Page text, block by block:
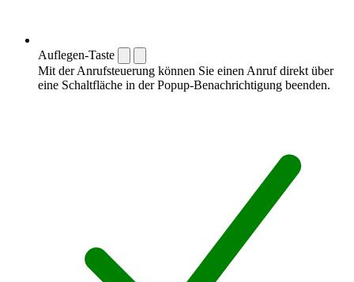
Auflegen-Taste
Mit der Anrufsteuerung können Sie einen Anruf direkt über
eine Schaltfläche in der Popup-Benachrichtigung beenden.